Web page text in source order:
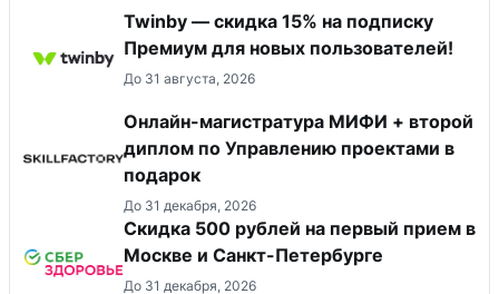
Twinby — скидка 15% на подписку
Премиум для новых пользователей!
До 31 августа, 2026
Онлайн-магистратура МИФИ + второй
диплом по Управлению проектами в
подарок
До 31 декабря, 2026
Скидка 500 рублей на первый прием в
Москве и Санкт-Петербурге
До 31 декабря, 2026